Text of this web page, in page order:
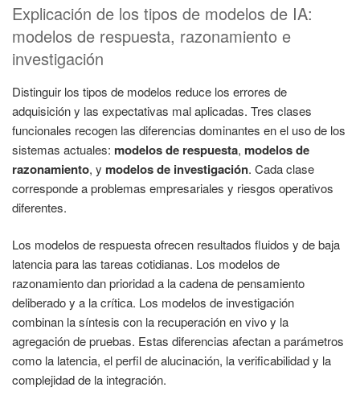
Explicación de los tipos de modelos de IA:
modelos de respuesta, razonamiento e
investigación
Distinguir los tipos de modelos reduce los errores de
adquisición y las expectativas mal aplicadas. Tres clases
funcionales recogen las diferencias dominantes en el uso de los
sistemas actuales: modelos de respuesta, modelos de
razonamiento, y modelos de investigación. Cada clase
corresponde a problemas empresariales y riesgos operativos
diferentes.
Los modelos de respuesta ofrecen resultados fluidos y de baja
latencia para las tareas cotidianas. Los modelos de
razonamiento dan prioridad a la cadena de pensamiento
deliberado y a la crítica. Los modelos de investigación
combinan la síntesis con la recuperación en vivo y la
agregación de pruebas. Estas diferencias afectan a parámetros
como la latencia, el perfil de alucinación, la verificabilidad y la
complejidad de la integración.